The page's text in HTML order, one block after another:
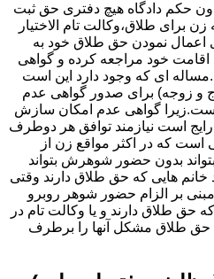
حکم دادگاه هیچ دفتری حق ثبت
برای طلاق،وکالت تام الاختیار
اعمال نمودن حق طلاق خود به
اقامت خود مراجعه کرده و گواهی
ای که وجود دارد این است
و زوجه) برای صدور گواهی عدم
گواهی عدم امکان سازش
است نیازمند توافق هر دوطرف
که در اکثر مواقع زن از
بدون حضور شوهرش بتواند
خانم هایی که حق طلاق دارند وقتی
مبنی بر الزام حضور شوهر روبرو
حق طلاق دارند و یا وکالت تام در
حق طلاق مشکل آنها را برطرف